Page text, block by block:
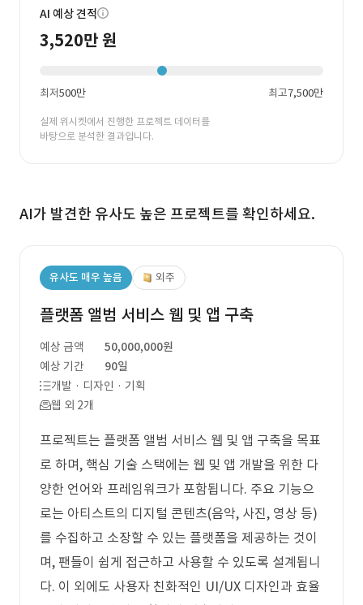
AI 예상 견적
3,520만 원
최저500만 최고7,500만
실제 위시켓에서 진행한 프로젝트 데이터를
바탕으로 분석한 결과입니다.
AI가 발견한 유사도 높은 프로젝트를 확인하세요.
유사도 매우 높음 외주
플랫폼 앨범 서비스 웹 및 앱 구축
예상 금액
50,000,000원
예상 기간
90일
개발 · 디자인 · 기획
웹 외 2개
프로젝트는 플랫폼 앨범 서비스 웹 및 앱 구축을 목표
로 하며, 핵심 기술 스택에는 웹 및 앱 개발을 위한 다
양한 언어와 프레임워크가 포함됩니다. 주요 기능으
로는 아티스트의 디지털 콘텐츠(음악, 사진, 영상 등)
를 수집하고 소장할 수 있는 플랫폼을 제공하는 것이
며, 팬들이 쉽게 접근하고 사용할 수 있도록 설계됩니
다. 이 외에도 사용자 친화적인 UI/UX 디자인과 효율